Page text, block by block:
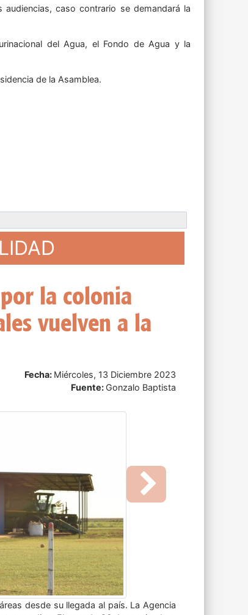
caso contrario se demandará la
del Agua, el Fondo de Agua y la
de la Asamblea.
Bolivia como su
se convirtió este jueves en el quinto
fuera oficializada en la LXIII cumbre
Janeiro. ...
Next